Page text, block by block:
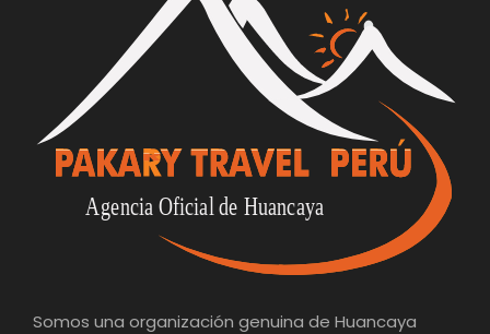
Somos una organización genuina de Huancaya